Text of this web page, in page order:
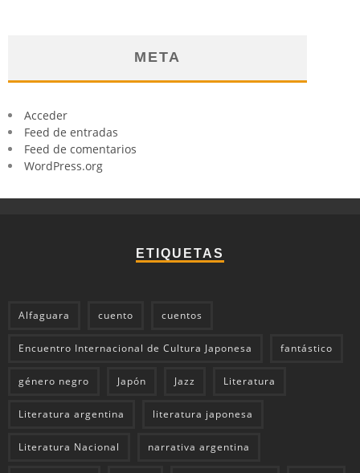
META
Acceder
Feed de entradas
Feed de comentarios
WordPress.org
ETIQUETAS
Alfaguara cuento cuentos
Encuentro Internacional de Cultura Japonesa fantástico
género negro Japón Jazz Literatura
Literatura argentina literatura japonesa
Literatura Nacional narrativa argentina